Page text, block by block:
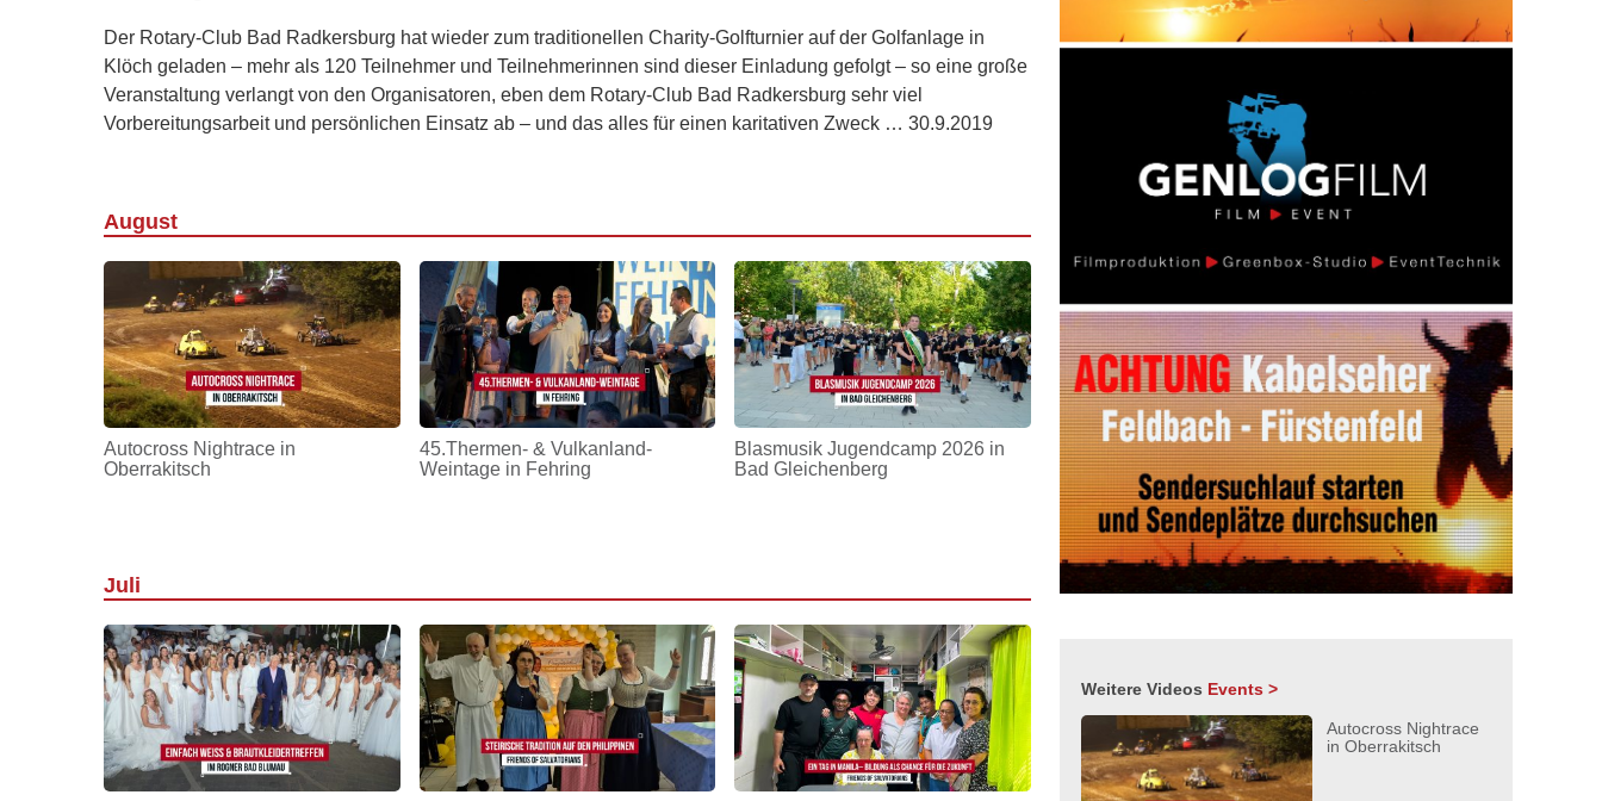
Der Rotary-Club Bad Radkersburg hat wieder zum traditionellen Charity-Golfturnier auf der Golfanlage in
Klöch geladen – mehr als 120 Teilnehmer und Teilnehmerinnen sind dieser Einladung gefolgt – so eine große
Veranstaltung verlangt von den Organisatoren, eben dem Rotary-Club Bad Radkersburg sehr viel
Vorbereitungsarbeit und persönlichen Einsatz ab – und das alles für einen karitativen Zweck … 30.9.2019
August
Autocross Nightrace in
Oberrakitsch
45.Thermen- & Vulkanland-
Weintage in Fehring
Blasmusik Jugendcamp 2026 in
Bad Gleichenberg
Juli
Weitere Videos Events >
Autocross Nightrace
in Oberrakitsch